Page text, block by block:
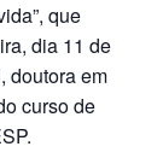
que
dia 11 de
doutora em
curso de